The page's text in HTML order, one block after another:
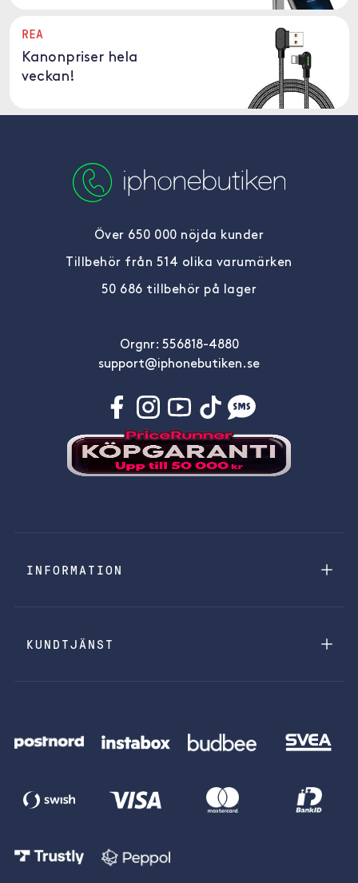
REA
Kanonpriser hela
veckan!
Över 650 000 nöjda kunder
Tillbehör från 514 olika varumärken
50 686 tillbehör på lager
Orgnr: 556818-4880
support@iphonebutiken.se
INFORMATION
KUNDTJÄNST